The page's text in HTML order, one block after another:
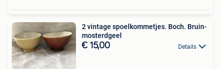
2 vintage spoelkommetjes. Boch. Bruin-
mosterdgeel
€ 15,00 Details